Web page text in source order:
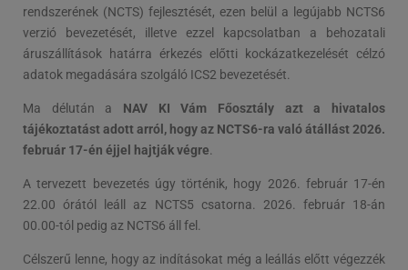
rendszerének (NCTS) fejlesztését, ezen belül a legújabb NCTS6
verzió bevezetését, illetve ezzel kapcsolatban a behozatali
áruszállítások határra érkezés előtti kockázatkezelését célzó
adatok megadására szolgáló ICS2 bevezetését.
Ma délután a NAV KI Vám Főosztály azt a hivatalos
tájékoztatást adott arról, hogy az NCTS6-ra való átállást 2026.
február 17-én éjjel hajtják végre.
A tervezett bevezetés úgy történik, hogy 2026. február 17-én
22.00 órától leáll az NCTS5 csatorna. 2026. február 18-án
00.00-tól pedig az NCTS6 áll fel.
Célszerű lenne, hogy az indításokat még a leállás előtt végezzék